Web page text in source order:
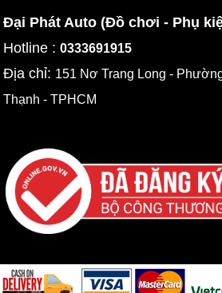
Đại Phát Auto (Đồ chơi - Phụ
Hotline :0333691915
Địa chỉ: 151 Nơ Trang Long -
Thạnh - TPHCM